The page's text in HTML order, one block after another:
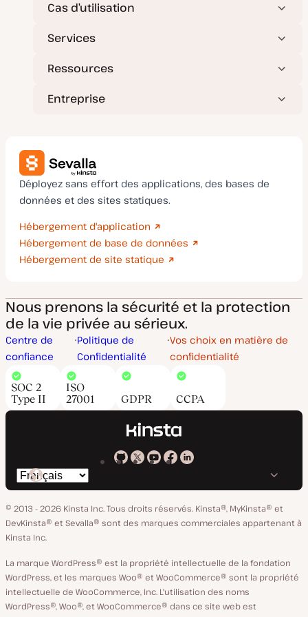
Cas d’utilisation
Services
Ressources
Entreprise
Déployez sans effort des applications, des bases de
données et des sites statiques.
Hébergement d'application
Hébergement de base de données
Hébergement de site statique
Nous prenons la sécurité et la protection
de la vie privée au sérieux.
Centre de
confiance
Politique de
Confidentialité
Vos choix en matière de
confidentialité
SOC 2
Type II
ISO
27001
GDPR CCPA
Kinsta
GitHub
Kinsta
X
Kinsta
YouTube
Kinsta
Facebook
Kinsta
LinkedIn
Changer
de
langue
© 2013 - 2026 Kinsta Inc. Tous droits réservés. Kinsta®, MyKinsta® et
DevKinsta® et Sevalla® sont des marques commerciales appartenant à
Kinsta Inc.
La marque WordPress® est la propriété intellectuelle de la fondation
WordPress, et les marques Woo® et WooCommerce® sont la propriété
intellectuelle de WooCommerce, Inc. L'utilisation des noms
WordPress®, Woo®, et WooCommerce® dans ce site web est